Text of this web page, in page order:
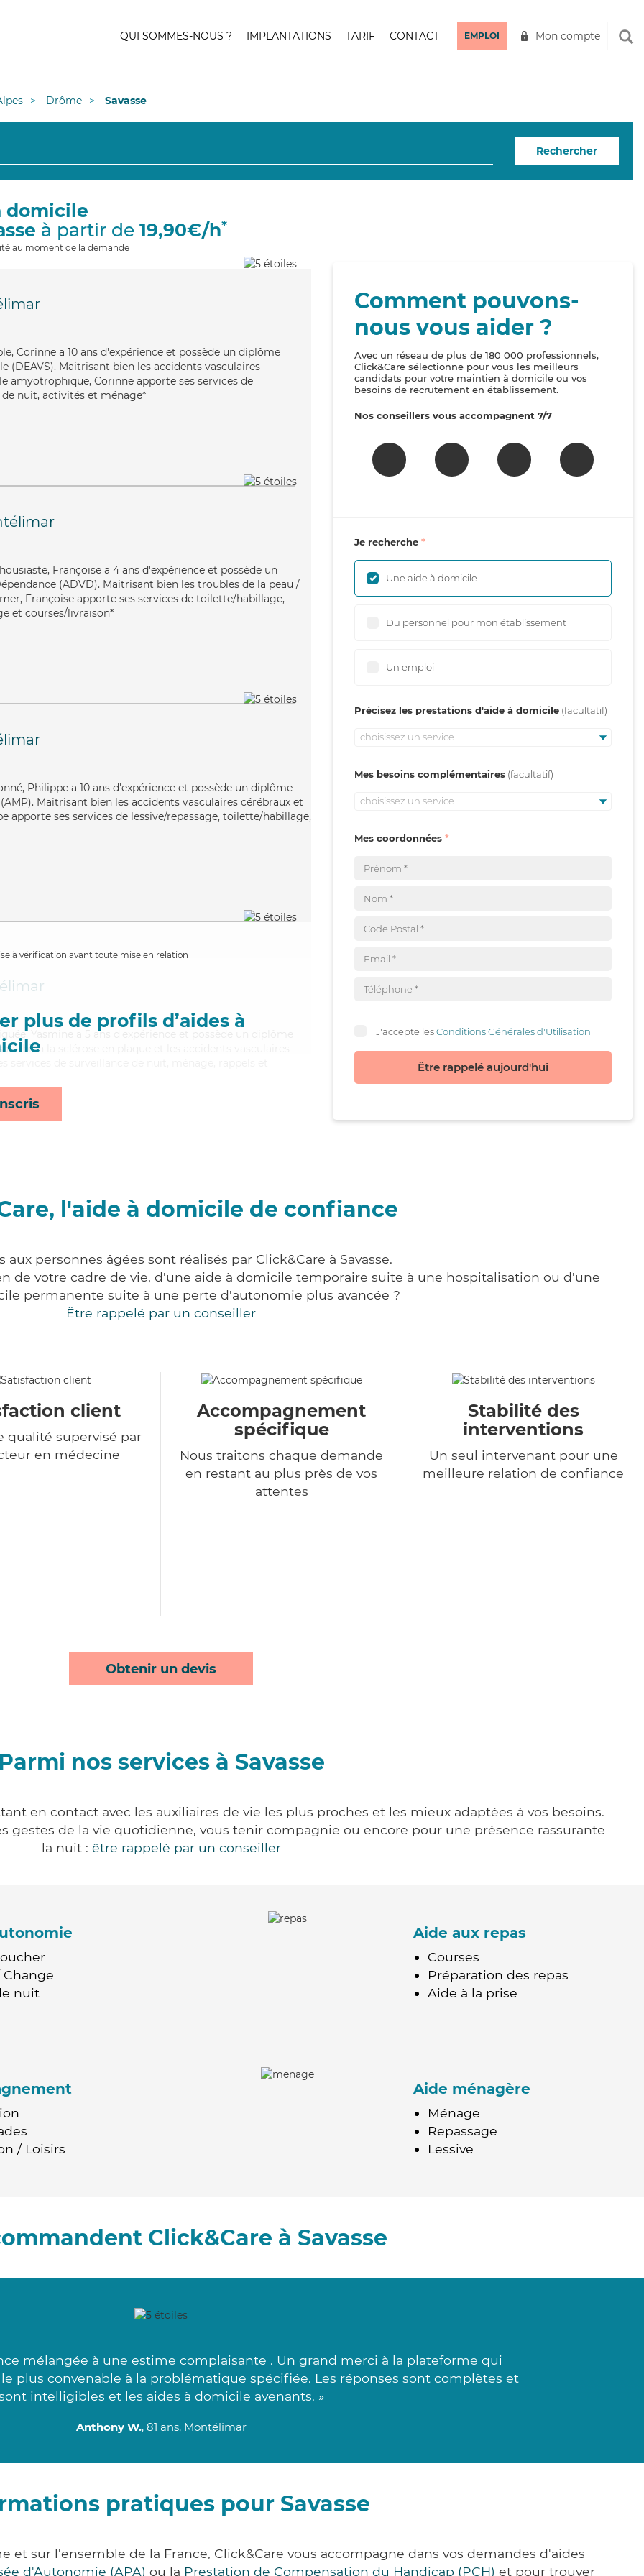
QUI SOMMES-NOUS ? IMPLANTATIONS TARIF CONTACT EMPLOI Mon compte
Drôme Savasse
Rechercher
domicile
à partir de 19,90€/h*
au moment de la demande
Corinne a 10 ans d'expérience et possède un diplôme
(DEAVS). Maitrisant bien les accidents vasculaires
amyotrophique, Corinne apporte ses services de
nuit, activités et ménage*
Françoise a 4 ans d'expérience et possède un
(ADVD). Maitrisant bien les troubles de la peau /
Françoise apporte ses services de toilette/habillage,
et courses/livraison*
Philippe a 10 ans d'expérience et possède un diplôme
Maitrisant bien les accidents vasculaires cérébraux et
apporte ses services de lessive/repassage, toilette/habillage,
à vérification avant toute mise en relation
plus de profils d’aides à
Yasmine a 5 ans d'expérience et possède un diplôme
bien la sclérose en plaque et les accidents vasculaires
Comment pouvons-
nous vous aider ?
Avec un réseau de plus de 180 000 professionnels,
Click&Care sélectionne pour vous les meilleurs
candidats pour votre maintien à domicile ou vos
besoins de recrutement en établissement.
Nos conseillers vous accompagnent 7/7
Je recherche
Une aide à domicile
Du personnel pour mon établissement
Un emploi
Précisez les prestations d'aide à domicile
choisissez un service
Mes besoins complémentaires
choisissez un service
Mes coordonnées
J'accepte lesConditions Générales d'Utilisation
Être rappelé aujourd'hui
l'aide à domicile de confiance
aux personnes âgées sont réalisés par Click&Care à Savasse.
de votre cadre de vie, d'une aide à domicile temporaire suite à une hospitalisation ou d'une
permanente suite à une perte d'autonomie plus avancée ?
Être rappelé par un conseiller
client
qualité supervisé par
en médecine
Accompagnement
spécifique
Nous traitons chaque demande
en restant au plus près de vos
attentes
Stabilité des
interventions
Un seul intervenant pour une
meilleure relation de confiance
Obtenir un devis
Parmi nos services à Savasse
en contact avec les auxiliaires de vie les plus proches et les mieux adaptées à vos besoins.
gestes de la vie quotidienne, vous tenir compagnie ou encore pour une présence rassurante
la nuit : être rappelé par un conseiller
nuit
Aide aux repas
Courses
Préparation des repas
Aide à la prise
/ Loisirs
Aide ménagère
Ménage
Repassage
Lessive
Click&Care à Savasse
mélangée à une estime complaisante . Un grand merci à la plateforme qui
plus convenable à la problématique spécifiée. Les réponses sont complètes et
intelligibles et les aides à domicile avenants. »
Anthony W., 81 ans, Montélimar
pratiques pour Savasse
et sur l'ensemble de la France, Click&Care vous accompagne dans vos demandes d'aides
d'Autonomie (APA) ou la Prestation de Compensation du Handicap (PCH) et pour trouver